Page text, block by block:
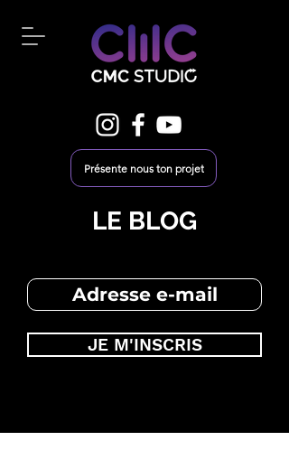
Présente nous ton projet
LE BLOG
JE M'INSCRIS